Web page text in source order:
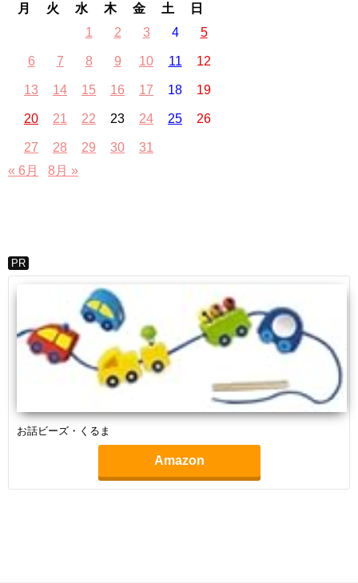
月
火 水 木 金 土
日
1
2 3 4 5
6 7 8 9 10 11 12
13 14 15 16 17 18 19
20 21 22 23 24 25 26
27 28 29 30
31
« 6月
8月 »
PR
お話ビーズ・くるま
Amazon